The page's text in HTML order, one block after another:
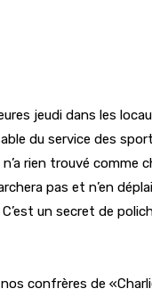
jeudi dans les
du service des
rien trouvé
pas et n’en
un secret de
nos confrères de